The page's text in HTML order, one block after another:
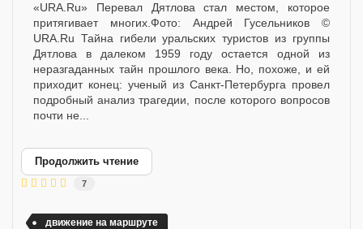
«URA.Ru» Перевал Дятлова стал местом, которое
притягивает многих.Фото: Андрей Гусельников ©
URA.Ru Тайна гибели уральских туристов из группы
Дятлова в далеком 1959 году остается одной из
неразгаданных тайн прошлого века. Но, похоже, и ей
приходит конец: ученый из Санкт-Петербурга провел
подробный анализ трагедии, после которого вопросов
почти не...
Продолжить чтение
7
движение на маршруте